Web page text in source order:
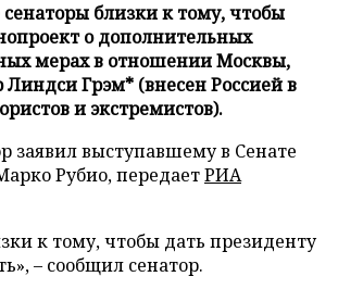
близки к тому, чтобы
о дополнительных
мерах в отношении Москвы,
Линдси Грэм* (внесен Россией в
и экстремистов).
заявил выступавшему в Сенате
Рубио, передаетРИА
к тому, чтобы дать президенту
– сообщил сенатор.